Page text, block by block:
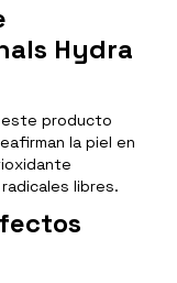
Hydra
producto
la piel en
libres.